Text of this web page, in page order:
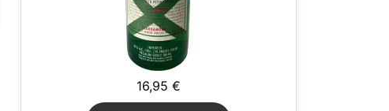
16,95 €